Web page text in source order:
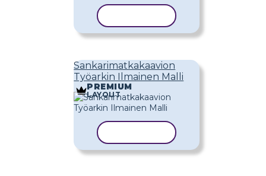
Sankarimatkakaavion
Työarkin Ilmainen Malli
PREMIUM
LAYOUT